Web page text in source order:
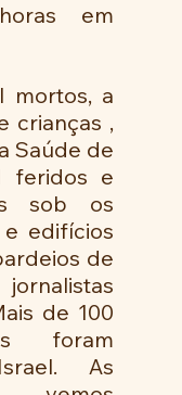
em
mortos, a
crianças ,
Saúde de
feridos e
sob os
edifícios
de
de 100
foram
As